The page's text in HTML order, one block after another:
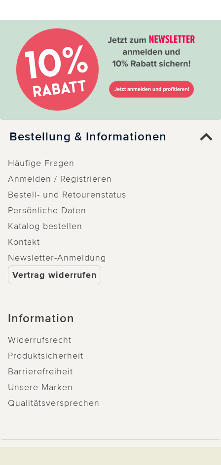
Bestellung & Informationen
Häufige Fragen
Anmelden / Registrieren
Bestell- und Retourenstatus
Persönliche Daten
Katalog bestellen
Kontakt
Newsletter-Anmeldung
Vertrag widerrufen
Information
Widerrufsrecht
Produktsicherheit
Barrierefreiheit
Unsere Marken
Qualitätsversprechen